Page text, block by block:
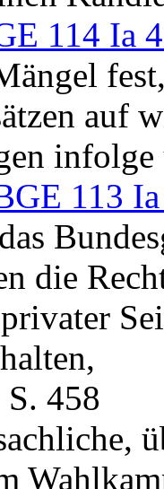
114 Ia
auf
113
die
458